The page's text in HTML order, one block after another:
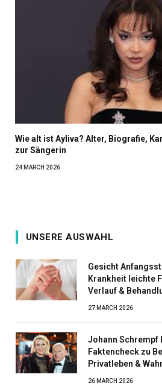
Wie alt ist Ayliva? Alter, Biografie,
zur Sängerin
24 MARCH 2026
UNSERE AUSWAHL
Gesicht
Krankheit leichte
Verlauf &
27 MARCH 2026
Johann Schrempf
Faktencheck zu
Privatleben &
26 MARCH 2026